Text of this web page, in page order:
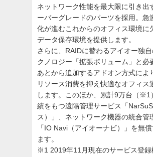
ネットワーク性能を最大限に引き出
ーバーグレードのパーツを採用。急
化が進むこれからのオフィス環境に
データ保存環境を提供します。
さらに、RAIDに替わるアイオー独
クノロジー「拡張ボリューム」と必
あとから追加するアドオン方式によ
リソース消費を抑え快適なオフィス
します。このほか、累計9万台（※1
績をもつ遠隔管理サービス「
ス）」、ネットワーク機器の統合管
「IO Navi（アイオーナビ）」を無
ます。
※1 2019年11月現在のサービス登録